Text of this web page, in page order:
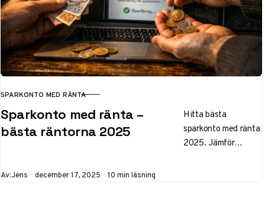
ditt buffertsparande.
KATEGORI
SPARKONTO MED RÄNTA
Sparkonto med ränta –
bästa räntorna 2025
Hitta bästa
sparkonto med ränta
2025. Jämför
Av:Jens Publicerad
december 17, 2025 10 min läsning